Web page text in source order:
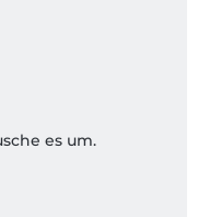
es um.